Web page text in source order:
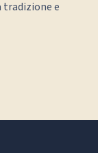
tradizione e